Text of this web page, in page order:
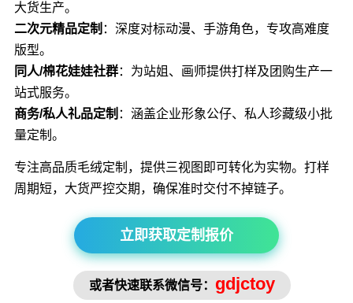
大货生产。
二次元精品定制 ：深度对标动漫、手游角色，专攻高难度
版型。
同人/棉花娃娃社群：为站姐、画师提供打样及团购生产一
站式服务。
商务/私人礼品定制 ：涵盖企业形象公仔、私人珍藏级小批
量定制。
专注高品质毛绒定制，提供三视图即可转化为实物。打样
周期短，大货严控交期，确保准时交付不掉链子。
立即获取定制报价
或者快速联系微信号： gdjctoy